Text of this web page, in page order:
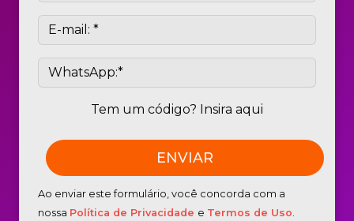
Tem um código? Insira aqui
Ao enviar este formulário, você concorda com a
nossa Política de Privacidade e Termos de Uso.